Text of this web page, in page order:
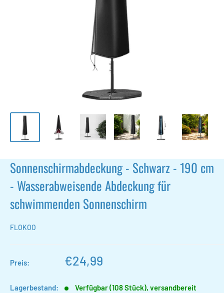
Sonnenschirmabdeckung - Schwarz - 190 cm
- Wasserabweisende Abdeckung für
schwimmenden Sonnenschirm
FLOKOO
Preis: Sonderpreis
€24,99
Lagerbestand: Verfügbar (108 Stück), versandbereit